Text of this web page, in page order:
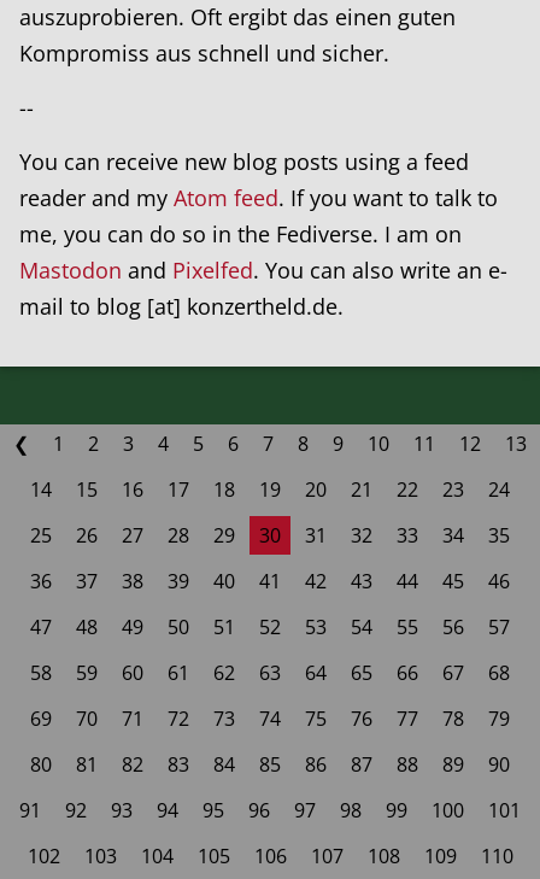
auszuprobieren. Oft ergibt das einen guten
Kompromiss aus schnell und sicher.
--
You can receive new blog posts using a feed
reader and my Atom feed. If you want to talk to
me, you can do so in the Fediverse. I am on
Mastodon and Pixelfed. You can also write an e-
mail to blog [at] konzertheld.de.
❮ 1 2 3 4 5 6 7 8 9 10 11 12
13
14
15 16 17 18 19 20 21 22 23
24
25
26 27 28 29 30 31 32 33 34
35
36
37 38 39 40 41 42 43 44 45
46
47
48 49 50 51 52 53 54 55 56
57
58
59 60 61 62 63 64 65 66 67
68
69
70 71 72 73 74 75 76 77 78
79
80
81 82 83 84 85 86 87 88 89
90
91
92 93 94 95 96 97 98 99 100
101
102
103 104 105 106 107 108 109
110